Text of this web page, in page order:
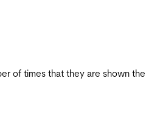
of times that they are shown the